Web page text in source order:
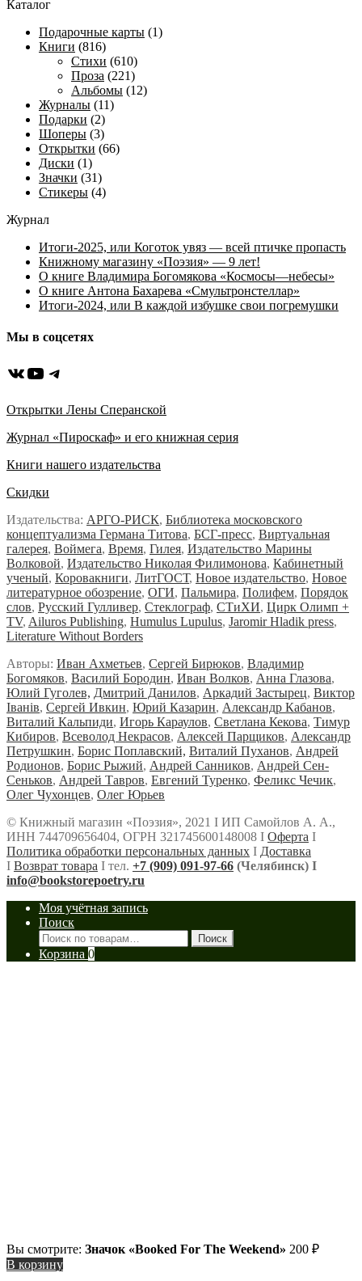
Каталог
Подарочные карты (1)
Книги (816)
Стихи (610)
Проза (221)
Альбомы (12)
Журналы (11)
Подарки (2)
Шоперы (3)
Открытки (66)
Диски (1)
Значки (31)
Стикеры (4)
Журнал
Итоги-2025, или Коготок увяз — всей птичке пропасть
Книжному магазину «Поэзия» — 9 лет!
О книге Владимира Богомякова «Космосы—небесы»
О книге Антона Бахарева «Смультронстеллар»
Итоги-2024, или В каждой избушке свои погремушки
Мы в соцсетях
ВКонтакте
YouTube
Telegram
Открытки Лены Сперанской
Журнал «Пироскаф» и его книжная серия
Книги нашего издательства
Скидки
Издательства: АРГО-РИСК, Библиотека московского
концептуализма Германа Титова, БСГ-пресс, Виртуальная
галерея, Воймега, Время, Гилея, Издательство Марины
Волковой, Издательство Николая Филимонова, Кабинетный
ученый, Коровакниги, ЛитГОСТ, Новое издательство, Новое
литературное обозрение, ОГИ, Пальмира, Полифем, Порядок
слов, Русский Гулливер, Стеклограф, СТиХИ, Цирк Олимп +
TV, Ailuros Publishing, Humulus Lupulus, Jaromir Hladik press,
Literature Without Borders
Авторы: Иван Ахметьев, Сергей Бирюков, Владимир
Богомяков, Василий Бородин, Иван Волков, Анна Глазова,
Юлий Гуголев, Дмитрий Данилов, Аркадий Застырец, Виктор
Iванiв, Сергей Ивкин, Юрий Казарин, Александр Кабанов,
Виталий Кальпиди, Игорь Караулов, Светлана Кекова, Тимур
Кибиров, Всеволод Некрасов, Алексей Парщиков, Александр
Петрушкин, Борис Поплавский, Виталий Пуханов, Андрей
Родионов, Борис Рыжий, Андрей Санников, Андрей Сен-
Сеньков, Андрей Тавров, Евгений Туренко, Феликс Чечик,
Олег Чухонцев, Олег Юрьев
© Книжный магазин «Поэзия», 2021 Ι ИП Самойлов А. А.,
ИНН 744709656404, ОГРН 321745600148008 Ι Оферта Ι
Политика обработки персональных данных Ι Доставка
Ι Возврат товара Ι тел. +7 (909) 091-97-66 (Челябинск) Ι
info@bookstorepoetry.ru
Моя учётная запись
Поиск
Искать:
Поиск
Корзина 0
Вы смотрите: Значок «Booked For The Weekend» 200 ₽
В корзину